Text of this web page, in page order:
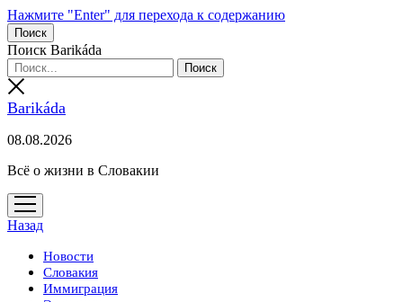
Нажмите "Enter" для перехода к содержанию
Поиск
Поиск Barikáda
Barikáda
08.08.2026
Всё о жизни в Словакии
открыть
меню
Назад
Новости
Словакия
Иммиграция